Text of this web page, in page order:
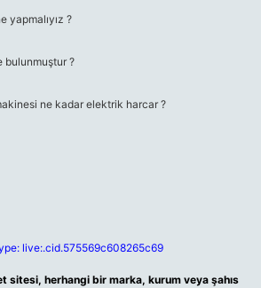
yapmalıyız ?
bulunmuştur ?
ne kadar elektrik harcar ?
live:.cid.575569c608265c69
sitesi, herhangi bir marka, kurum veya şahıs